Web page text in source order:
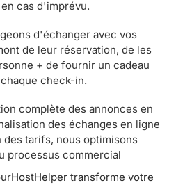
cas d'imprévu.
d'échanger avec vos
de leur réservation, de les
+ de fournir un cadeau
check-in.
complète des annonces en
des échanges en ligne
tarifs, nous optimisons
processus commercial
transforme votre